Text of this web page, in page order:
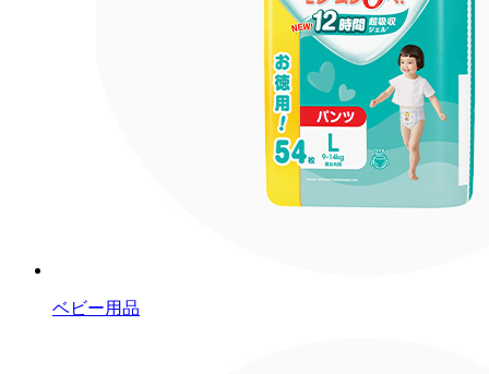
ベビー用品